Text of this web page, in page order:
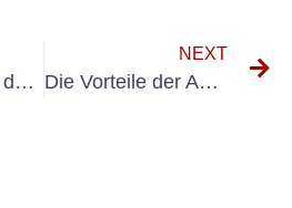
Gewährleistung der Arbeitssicherheit mit Prüfintervallen nach DGUV 3
NEXT
Die Vorteile der Auslagerung von Inspektionen elektrischer Betriebsmittel